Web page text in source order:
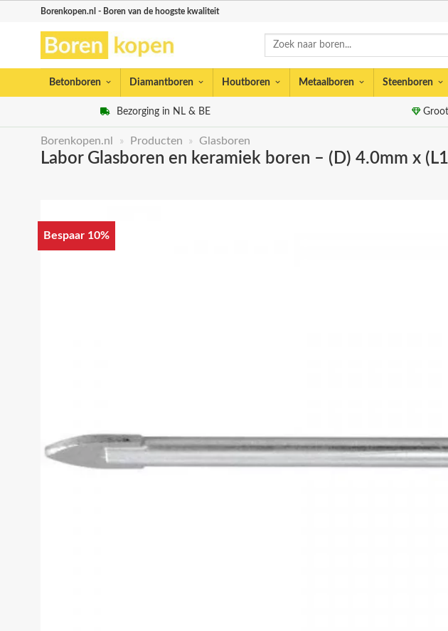
Borenkopen.nl - Boren van de hoogste kwaliteit
Zoeken
Betonboren Diamantboren Houtboren Metaalboren Steenboren
Bezorging in NL & BE Groot
Borenkopen.nl » Producten » Glasboren
Labor Glasboren en keramiek boren – (D) 4.0mm x
Bespaar 10%